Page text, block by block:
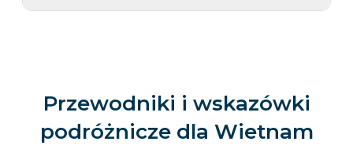
Przewodniki i wskazówki
podróżnicze dla Wietnam